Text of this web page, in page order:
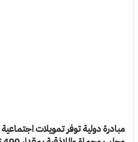
مبادرة دولية توفر تمويلات